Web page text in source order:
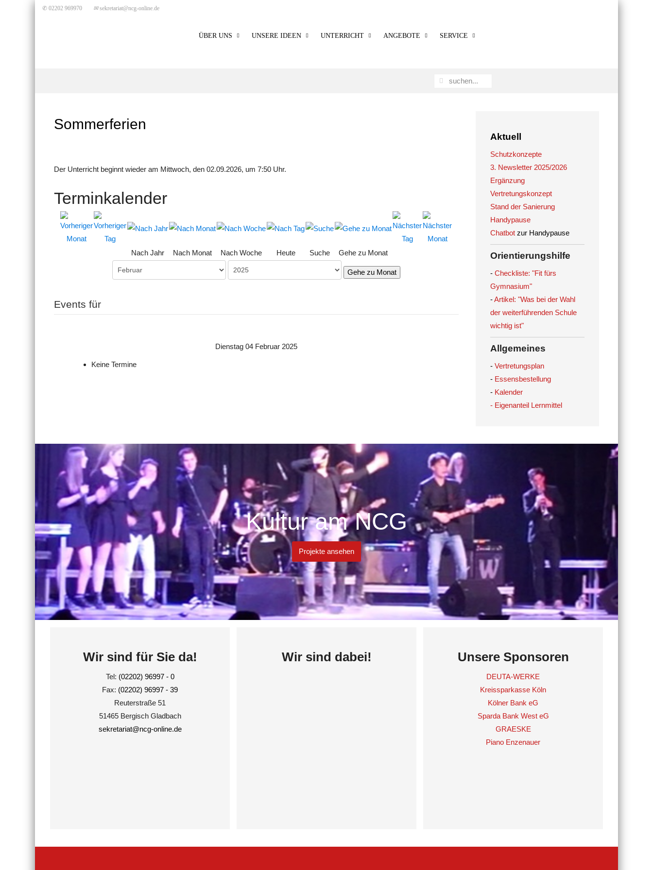
✆ 02202 969970 ✉sekretariat@ncg-online.de
ÜBER UNS UNSERE IDEEN UNTERRICHT ANGEBOTE SERVICE
Sommerferien
Der Unterricht beginnt wieder am Mittwoch, den 02.09.2026, um 7:50 Uhr.
Terminkalender
Nach Jahr Nach Monat Nach Woche Heute Suche Gehe zu Monat
Gehe zu Monat
Events für
Dienstag 04 Februar 2025
Keine Termine
Aktuell
Schutzkonzepte
3. Newsletter 2025/2026
Ergänzung
Vertretungskonzept
Stand der Sanierung
Handypause
Chatbotzur Handypause
Orientierungshilfe
- Checkliste: "Fit fürs
Gymnasium"
-Artikel: "Was bei der Wahl
der weiterführenden Schule
wichtig ist"
Allgemeines
- Vertretungsplan
- Essensbestellung
- Kalender
- Eigenanteil Lernmittel
Kultur am NCG
Projekte ansehen
Wir sind für Sie da!
Tel: (02202) 96997 - 0
Fax: (02202) 96997 - 39
Reuterstraße 51
51465 Bergisch Gladbach
sekretariat@ncg-online.de
Wir sind dabei! Unsere Sponsoren
DEUTA-WERKE
Kreissparkasse Köln
Kölner Bank eG
Sparda Bank West eG
GRAESKE
Piano Enzenauer